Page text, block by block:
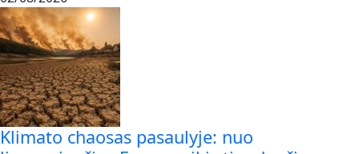
Klimato chaosas pasaulyje: nuo